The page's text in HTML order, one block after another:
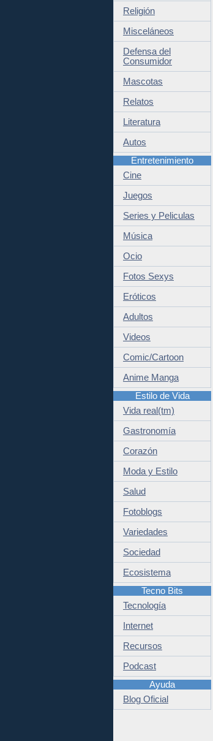
Religión
Misceláneos
Defensa del
Consumidor
Mascotas
Relatos
Literatura
Autos
Entretenimiento
Cine
Juegos
Series y Peliculas
Música
Ocio
Fotos Sexys
Eróticos
Adultos
Videos
Comic/Cartoon
Anime Manga
Estilo de Vida
Vida real(tm)
Gastronomía
Corazón
Moda y Estilo
Salud
Fotoblogs
Variedades
Sociedad
Ecosistema
Tecno Bits
Tecnología
Internet
Recursos
Podcast
Ayuda
Blog Oficial